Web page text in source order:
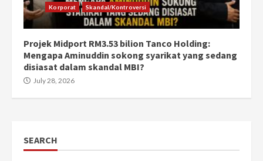
Korporat Skandal/Kontroversi
Projek Midport RM3.53 bilion Tanco Holding:
Mengapa Aminuddin sokong syarikat yang sedang
disiasat dalam skandal MBI?
July 28, 2026
SEARCH